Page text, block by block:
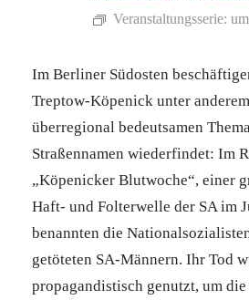
Veranstaltungsserie:
Im Berliner Südosten
Treptow-Köpenick unter
überregional bedeutsamen
Straßennamen wiederfindet: Im
„Köpenicker Blutwoche“, einer
Haft- und Folterwelle der SA im
benannten die
getöteten SA-Männern. Ihr Tod
propagandistisch genutzt, um